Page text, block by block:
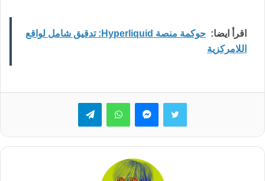
اقرأ ايضا:
حوكمة منصة Hyperliquid: تدقيق شامل لواقع
اللامركزية
تويتر ماسنجرواتساب تيلقرام